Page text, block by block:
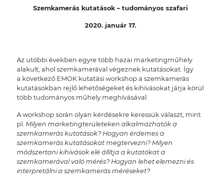
Szemkamerás kutatások – tudományos szafari
2020. január 17.
Az utóbbi években egyre több hazai marketingműhely
alakult, ahol szemkamerával végeznek kutatásokat. Így
a következő EMOK kutatási workshop a szemkamerás
kutatásokban rejlő lehetőségeket és kihívásokat járja körül
több tudományos műhely meghívásával.
A workshop során olyan kérdésekre keressük választ, mint
pl. Milyen marketingterületeken alkalmazhatók a
szemkamerás kutatások? Hogyan érdemes a
szemkamerás kutatásokat megtervezni? Milyen
módszertani kihívások elé állítja a kutatókat a
szemkamerával való mérés? Hogyan lehet elemezni és
interpretálni a szemkamerás méréseket?